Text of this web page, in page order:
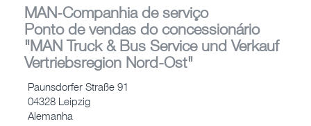
MAN-Companhia de serviço
Ponto de vendas do concessionário
"MAN Truck & Bus Service und Verkauf
Vertriebsregion Nord-Ost"
Paunsdorfer Straße 91
04328 Leipzig
Alemanha